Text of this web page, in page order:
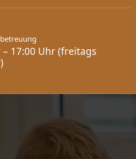
– 17:00 Uhr (freitags